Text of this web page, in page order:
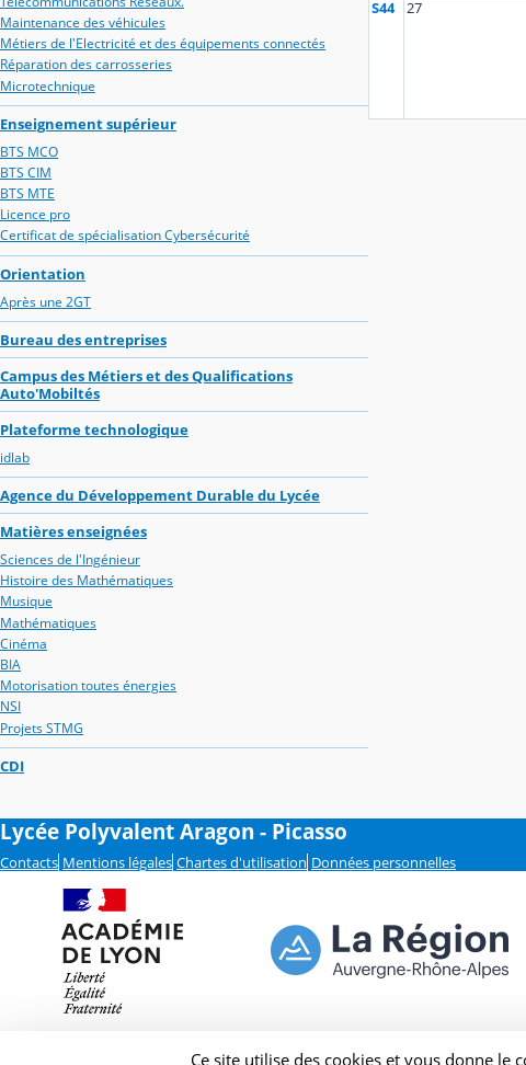
Maintenance des véhicules
Métiers de l'Electricité et des équipements connectés
Réparation des carrosseries
Microtechnique
Enseignement supérieur
BTS MCO
BTS CIM
BTS MTE
Licence pro
Certificat de spécialisation Cybersécurité
Orientation
Après une 2GT
Bureau des entreprises
Campus des Métiers et des Qualifications
Auto'Mobiltés
Plateforme technologique
idlab
Agence du Développement Durable du Lycée
Matières enseignées
Sciences de l'Ingénieur
Histoire des Mathématiques
Musique
Mathématiques
Cinéma
BIA
Motorisation toutes énergies
NSI
Projets STMG
CDI
S44 27
Lycée Polyvalent Aragon - Picasso
Contacts Mentions légales Chartes d'utilisation Données personnelles
Ce site utilise des cookies et vous donne le